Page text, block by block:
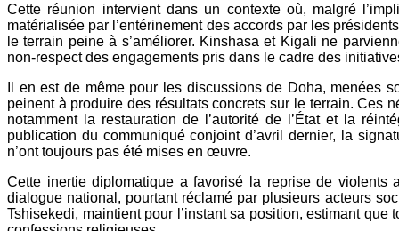
Cette réunion intervient dans un contexte où, malgré
matérialisée par l’entérinement des accords par les
le terrain peine à s’améliorer. Kinshasa et Kigali ne
non-respect des engagements pris dans le cadre des
Il en est de même pour les discussions de Doha, menées
peinent à produire des résultats concrets sur le terrain. Ces
notamment la restauration de l’autorité de l’État et la
publication du communiqué conjoint d’avril dernier, la
n’ont toujours pas été mises en œuvre.
Cette inertie diplomatique a favorisé la reprise de violents
dialogue national, pourtant réclamé par plusieurs acteurs
Tshisekedi, maintient pour l’instant sa position, estimant